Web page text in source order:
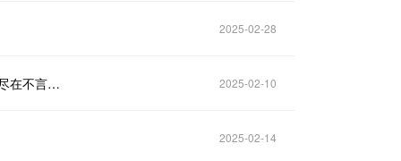
2025-02-28
俄乌独立媒体被“断粮”，马斯克：独立媒体？笑死，我们的呢？一切尽在不言中！ 2025-02-10
2025-02-14